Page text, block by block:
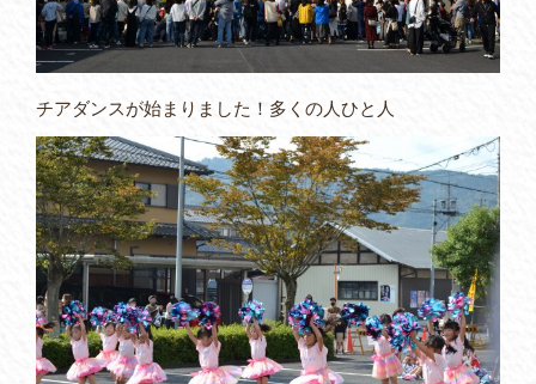
チアダンスが始まりました！多くの人ひと人